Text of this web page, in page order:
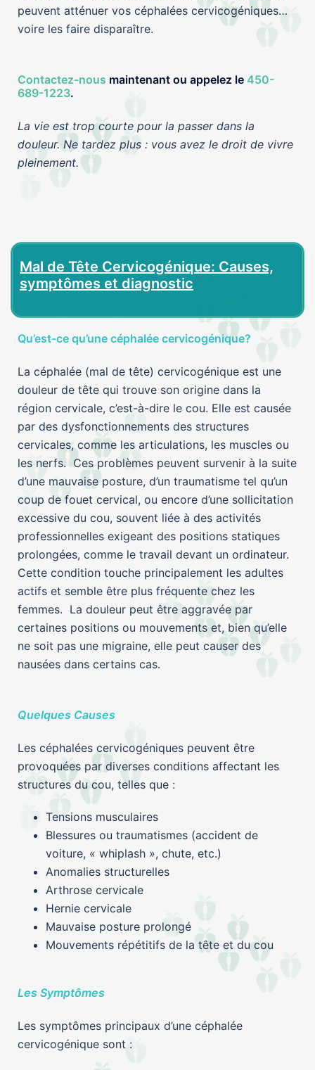
peuvent atténuer vos céphalées cervicogéniques…
voire les faire disparaître.
Contactez-nous maintenant ou appelez le 450-
689-1223.
La vie est trop courte pour la passer dans la
douleur. Ne tardez plus : vous avez le droit de vivre
pleinement.
Mal de Tête Cervicogénique: Causes,
symptômes et diagnostic
Qu’est-ce qu’une céphalée cervicogénique?
La céphalée (mal de tête) cervicogénique est une
douleur de tête qui trouve son origine dans la
région cervicale, c’est-à-dire le cou. Elle est causée
par des dysfonctionnements des structures
cervicales, comme les articulations, les muscles ou
les nerfs. Ces problèmes peuvent survenir à la suite
d’une mauvaise posture, d’un traumatisme tel qu’un
coup de fouet cervical, ou encore d’une sollicitation
excessive du cou, souvent liée à des activités
professionnelles exigeant des positions statiques
prolongées, comme le travail devant un ordinateur.
Cette condition touche principalement les adultes
actifs et semble être plus fréquente chez les
femmes. La douleur peut être aggravée par
certaines positions ou mouvements et, bien qu’elle
ne soit pas une migraine, elle peut causer des
nausées dans certains cas.
Quelques Causes
Les céphalées cervicogéniques peuvent être
provoquées par diverses conditions affectant les
structures du cou, telles que :
Tensions musculaires
Blessures ou traumatismes (accident de
voiture, « whiplash », chute, etc.)
Anomalies structurelles
Arthrose cervicale
Hernie cervicale
Mauvaise posture prolongé
Mouvements répétitifs de la tête et du cou
Les Symptômes
Les symptômes principaux d’une céphalée
cervicogénique sont :